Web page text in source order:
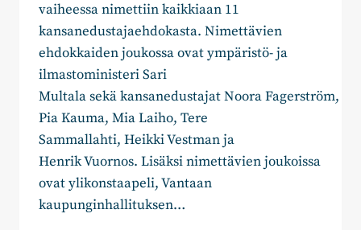
vaiheessa nimettiin kaikkiaan 11
kansanedustajaehdokasta. Nimettävien
ehdokkaiden joukossa ovat ympäristö- ja
ilmastoministeri Sari
Multala sekä kansanedustajat Noora Fagerström,
Pia Kauma, Mia Laiho, Tere
Sammallahti, Heikki Vestman ja
Henrik Vuornos. Lisäksi nimettävien joukoissa
ovat ylikonstaapeli, Vantaan
kaupunginhallituksen…